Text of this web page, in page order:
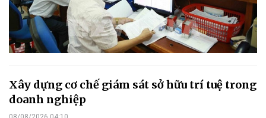
Xây dựng cơ chế giám sát sở hữu trí tuệ trong
doanh nghiệp